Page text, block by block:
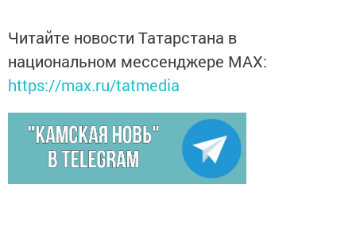
Читайте новости Татарстана в
национальном мессенджере MАХ:
https://max.ru/tatmedia